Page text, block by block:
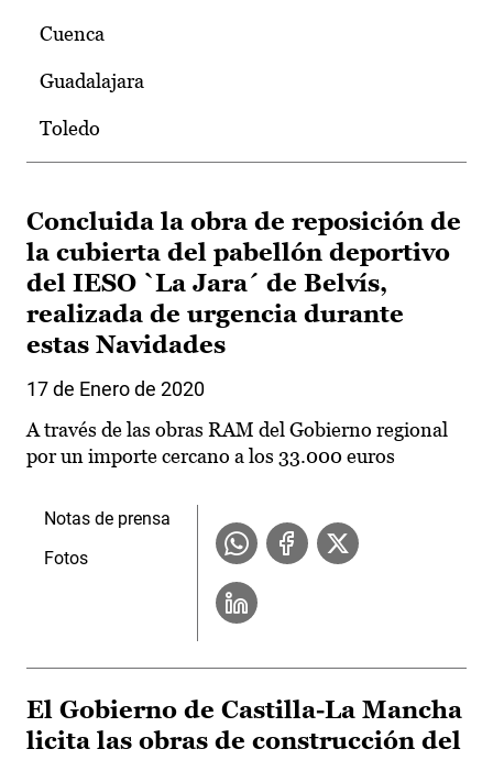
Cuenca
Guadalajara
Toledo
Concluida la obra de reposición de
la cubierta del pabellón deportivo
del IESO `La Jara´ de Belvís,
realizada de urgencia durante
estas Navidades
17 de Enero de 2020
A través de las obras RAM del Gobierno regional
por un importe cercano a los 33.000 euros
Notas de prensa
Fotos
El Gobierno de Castilla-La Mancha
licita las obras de construcción del